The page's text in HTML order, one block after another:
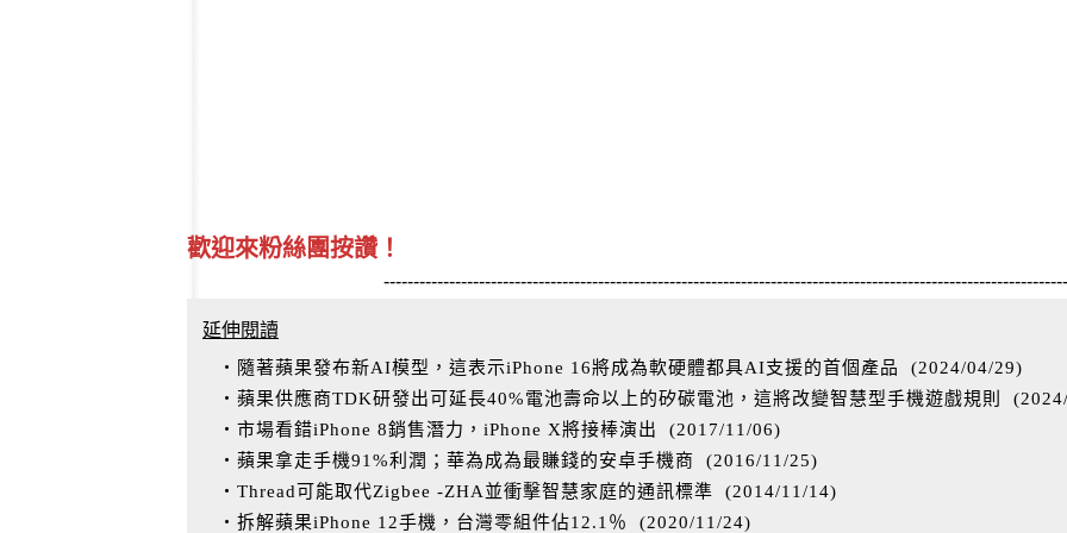
歡迎來粉絲團按讚！
延伸閱讀
‧隨著蘋果發布新AI模型，這表示iPhone 16將成為軟硬體都具AI支援的首個產品 (2024/04/29)
‧蘋果供應商TDK研發出可延長40%電池壽命以上的矽碳電池，這將改變智慧型手機遊戲規則
(
‧市場看錯iPhone 8銷售潛力，iPhone X將接棒演出
(2017/11/06)
‧蘋果拿走手機91%利潤；華為成為最賺錢的安卓手機商
(2016/11/25)
‧Thread可能取代Zigbee -ZHA並衝擊智慧家庭的通訊標準 (2014/11/14)
‧拆解蘋果iPhone 12手機，台灣零組件佔12.1％
(2020/11/24)